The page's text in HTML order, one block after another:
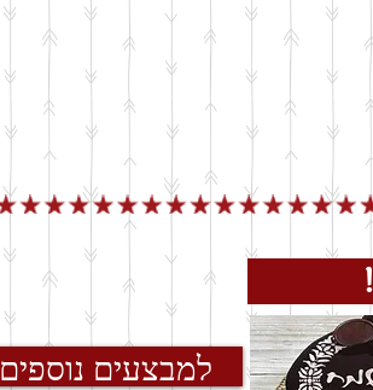
למבצעים נוספים